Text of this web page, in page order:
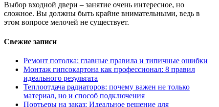
Выбор входной двери – занятие очень интересное, но
сложное. Вы должны быть крайне внимательными, ведь в
этом вопросе мелочей не существует.
Свежие записи
Ремонт потолка: главные правила и типичные ошибки
Монтаж гипсокартона как профессионал: 8 правил
идеального результата
Теплоотдача радиаторов: почему важен не только
материал, но и способ подключения
Портьеры на заказ: Идеальное решение для